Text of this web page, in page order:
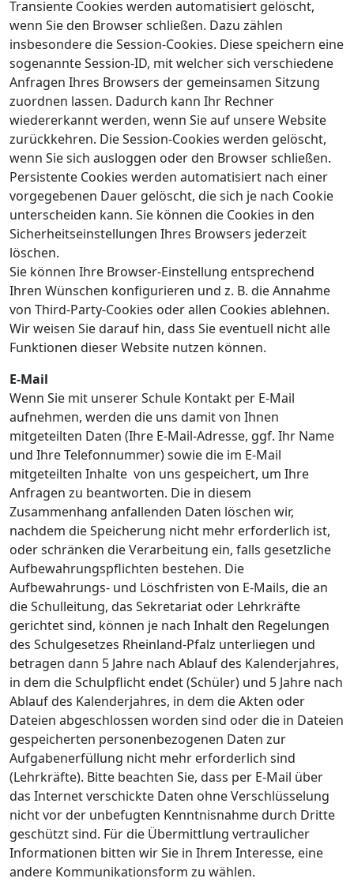
Transiente Cookies werden automatisiert gelöscht,
wenn Sie den Browser schließen. Dazu zählen
insbesondere die Session-Cookies. Diese speichern eine
sogenannte Session-ID, mit welcher sich verschiedene
Anfragen Ihres Browsers der gemeinsamen Sitzung
zuordnen lassen. Dadurch kann Ihr Rechner
wiedererkannt werden, wenn Sie auf unsere Website
zurückkehren. Die Session-Cookies werden gelöscht,
wenn Sie sich ausloggen oder den Browser schließen.
Persistente Cookies werden automatisiert nach einer
vorgegebenen Dauer gelöscht, die sich je nach Cookie
unterscheiden kann. Sie können die Cookies in den
Sicherheitseinstellungen Ihres Browsers jederzeit
löschen.
Sie können Ihre Browser-Einstellung entsprechend
Ihren Wünschen konfigurieren und z. B. die Annahme
von Third-Party-Cookies oder allen Cookies ablehnen.
Wir weisen Sie darauf hin, dass Sie eventuell nicht alle
Funktionen dieser Website nutzen können.
E-Mail
Wenn Sie mit unserer Schule Kontakt per E-Mail
aufnehmen, werden die uns damit von Ihnen
mitgeteilten Daten (Ihre E-Mail-Adresse, ggf. Ihr Name
und Ihre Telefonnummer) sowie die im E-Mail
mitgeteilten Inhalte von uns gespeichert, um Ihre
Anfragen zu beantworten. Die in diesem
Zusammenhang anfallenden Daten löschen wir,
nachdem die Speicherung nicht mehr erforderlich ist,
oder schränken die Verarbeitung ein, falls gesetzliche
Aufbewahrungspflichten bestehen. Die
Aufbewahrungs- und Löschfristen von E-Mails, die an
die Schulleitung, das Sekretariat oder Lehrkräfte
gerichtet sind, können je nach Inhalt den Regelungen
des Schulgesetzes Rheinland-Pfalz unterliegen und
betragen dann 5 Jahre nach Ablauf des Kalenderjahres,
in dem die Schulpflicht endet (Schüler) und 5 Jahre nach
Ablauf des Kalenderjahres, in dem die Akten oder
Dateien abgeschlossen worden sind oder die in Dateien
gespeicherten personenbezogenen Daten zur
Aufgabenerfüllung nicht mehr erforderlich sind
(Lehrkräfte). Bitte beachten Sie, dass per E-Mail über
das Internet verschickte Daten ohne Verschlüsselung
nicht vor der unbefugten Kenntnisnahme durch Dritte
geschützt sind. Für die Übermittlung vertraulicher
Informationen bitten wir Sie in Ihrem Interesse, eine
andere Kommunikationsform zu wählen.